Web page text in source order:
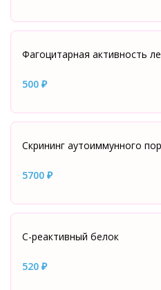
Фагоцитарная активность
500 ₽
Скрининг аутоиммунного
5700 ₽
С-реактивный белок
520 ₽